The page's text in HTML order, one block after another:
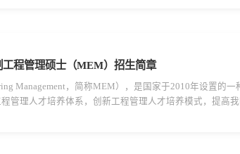
程管理硕士（MEM）招生简章
Management，简称MEM），是国家于2010年设置的
管理人才培养体系，创新工程管理人才培养模式，提高